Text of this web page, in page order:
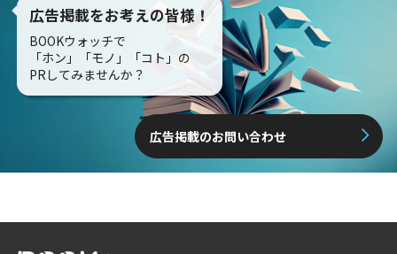
広告掲載をお考えの皆様！
BOOKウォッチで
「ホン」「モノ」「コト」の
PRしてみませんか？
広告掲載のお問い合わせ